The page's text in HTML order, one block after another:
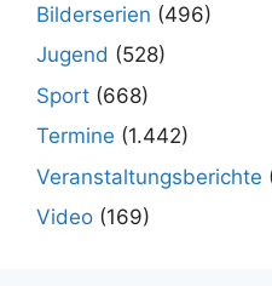
Bilderserien (496)
Jugend (528)
Sport (668)
Termine (1.442)
Veranstaltungsberichte
Video (169)